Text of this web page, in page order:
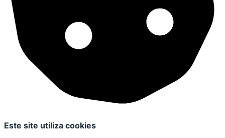
Este site utiliza cookies